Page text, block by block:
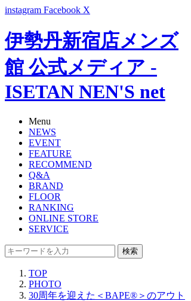
instagram Facebook X
伊勢丹新宿店メンズ
館 公式メディア -
ISETAN NEN'S net
Menu
NEWS
EVENT
FEATURE
RECOMMEND
Q&A
BRAND
FLOOR
RANKING
ONLINE STORE
SERVICE
検索
TOP
PHOTO
30周年を迎えた＜BAPE®＞のアウト